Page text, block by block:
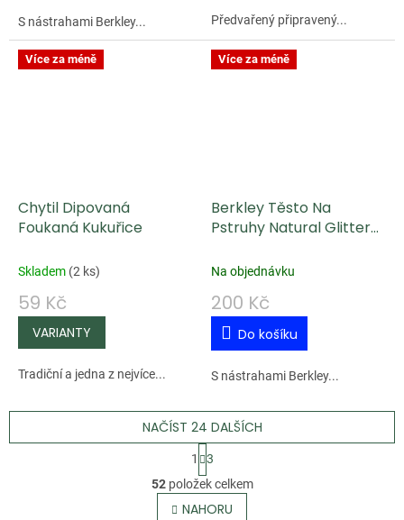
S nástrahami Berkley... Předvařený připravený...
Více za méně
Chytil Dipovaná
Foukaná Kukuřice
Skladem (2 ks)
59 Kč
Tradiční a jedna z nejvíce...
Více za méně
Berkley Těsto Na
Pstruhy Natural Glitter
Sýrová
Na objednávku
200 Kč
Do košíku
S nástrahami Berkley...
O
v
NAČÍST 24 DALŠÍCH
S
t
r
á
1
3
52položek celkem
NAHORU